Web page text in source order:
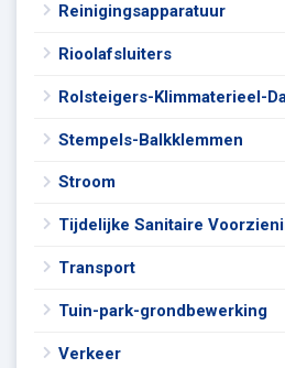
Reinigingsapparatuur
Rioolafsluiters
Rolsteigers-Klimmaterieel-
Stempels-Balkklemmen
Stroom
Tijdelijke Sanitaire
Transport
Tuin-park-grondbewerking
Verkeer